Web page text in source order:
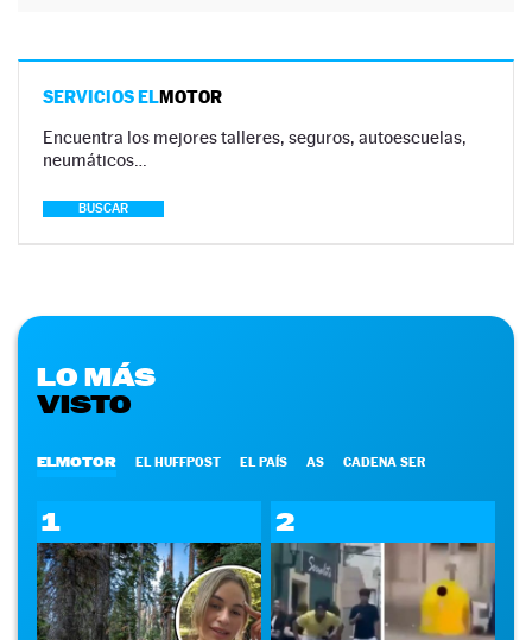
SERVICIOS ELMOTOR
Encuentra los mejores talleres, seguros, autoescuelas,
neumáticos…
BUSCAR
LO MÁS
VISTO
ELMOTOR EL HUFFPOST EL PAÍS AS CADENA SER
1 2